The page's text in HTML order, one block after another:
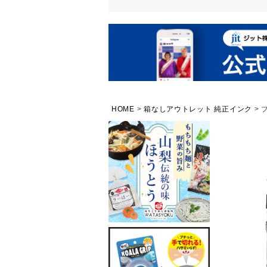
HOME 箱なしアウトレット 純正インク